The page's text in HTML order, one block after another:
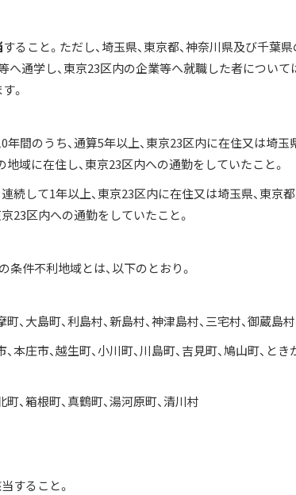
すること。ただし、埼玉県、東京都、神奈川県及び千
へ通学し、東京23区内の企業等へ就職した者につい
。
間のうち、通算5年以上、東京23区内に在住又は埼玉
域に在住し、東京23区内への通勤をしていたこと。
続して1年以上、東京23区内に在住又は埼玉県、東
23区内への通勤をしていたこと。
条件不利地域とは、以下のとおり。
町、大島町、利島村、新島村、神津島村、三宅村、御蔵島
本庄市、越生町、小川町、川島町、吉見町、鳩山町、と
町、箱根町、真鶴町、湯河原町、清川村
すること。